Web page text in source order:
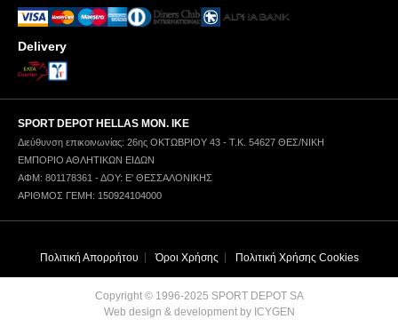
Delivery
SPORT DEPOT HELLAS ΜΟΝ. ΙΚΕ
Διεύθυνση επικοινωνίας: 26ης ΟΚΤΩΒΡΙΟΥ 43 - Τ.Κ. 54627 ΘΕΣ/ΝΙΚΗ
ΕΜΠΟΡΙΟ ΑΘΛΗΤΙΚΩΝ ΕΙΔΩΝ
ΑΦΜ: 801178361 - ΔΟΥ: Ε' ΘΕΣΣΑΛΟΝΙΚΗΣ
ΑΡΙΘΜΟΣ ΓΕΜΗ: 150924104000
Πολιτική Απορρήτου Όροι Χρήσης Πολιτική Χρήσης Cookies
Copyright © 1996-2025 SPORT DEPOT SA
Web design & development by ICYGEN